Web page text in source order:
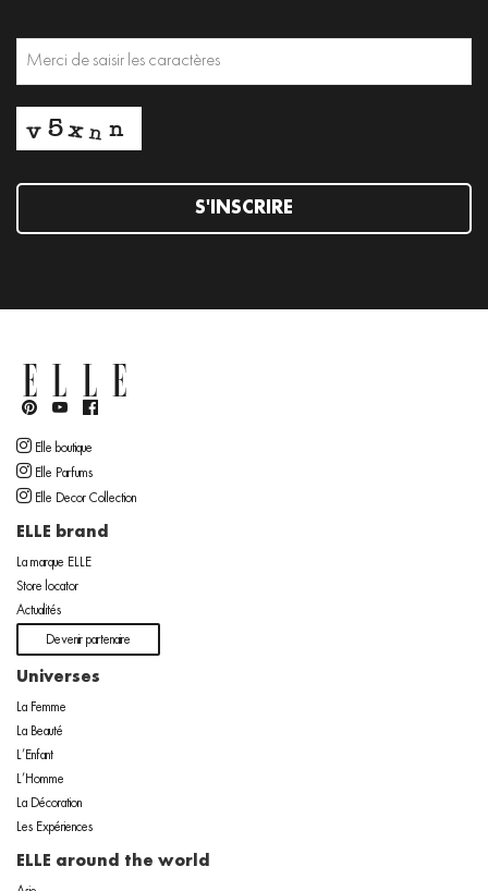
S'INSCRIRE
Elle boutique
Elle Parfums
Elle Decor Collection
ELLE brand
La marque ELLE
Store locator
Actualités
Devenir partenaire
Universes
La Femme
La Beauté
L’Enfant
L’Homme
La Décoration
Les Expériences
ELLE around the world